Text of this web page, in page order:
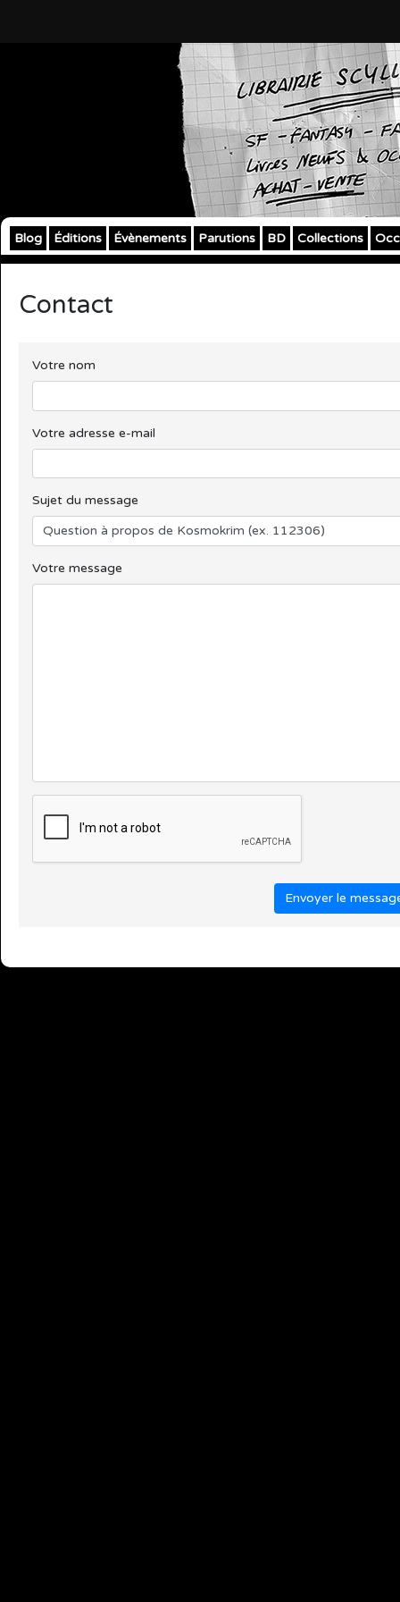
Blog Éditions Évènements Parutions BD Collections
Contact
Votre nom
Votre adresse e-mail
Sujet du message
Votre message
Envoyer le